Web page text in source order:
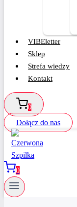
VIBEletter
Sklep
Strefa wiedzy
Kontakt
0
Dołącz do nas
0